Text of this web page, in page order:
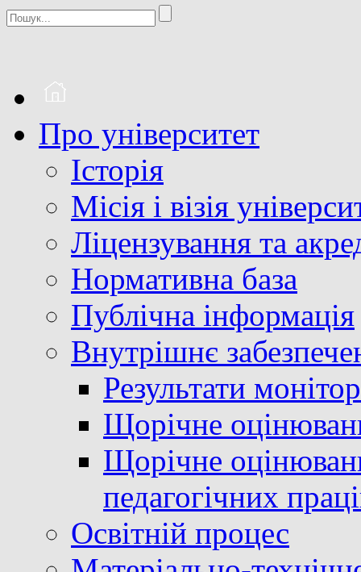
Про університет
Історія
Місія і візія
Ліцензування та
Нормативна база
Публічна інформація
Внутрішнє
Результати
Щорічне
Щорічне
педагогічних
Освітній процес